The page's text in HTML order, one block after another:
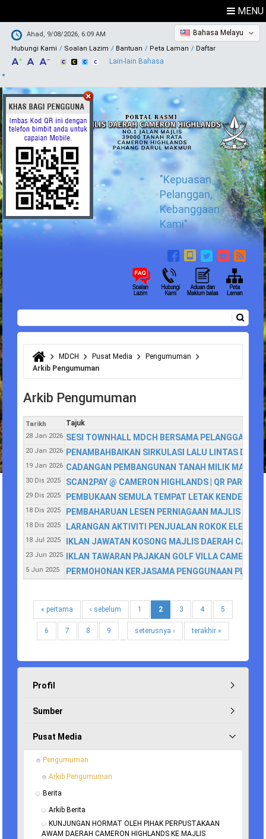
MENU
Ahad, 9/08/2026, 6:09 AM
Hubungi Kami
Soalan Lazim Bantuan Peta Laman Daftar
Bahasa Melayu
Lain-lain Bahasa
"Kepuasan
Pelanggan,
Kebanggaan
Kami"
Borang carian
Anda di sini
MDCH Pusat Media
Pengumuman
Arkib Pengumuman
Arkib Pengumuman
Tarikh Tajuk
28 Jan 2026 SESI TOWNHALL MDCH BERSAMA PELANGGAN
20 Jan 2026 PENAMBAHBAIKAN SIRKULASI LALU LINTAS DI
19 Jan 2026 CADANGAN PEMBANGUNAN TANAH MILIK MAJLIS
30 Dis 2025 SCAN2PAY @ CAMERON HIGHLANDS | QR PARKIR
29 Dis 2025 PEMBUKAAN SEMULA TEMPAT LETAK
18 Dis 2025 PEMBAHARUAN LESEN PERNIAGAAN MAJLIS
18 Dis 2025 LARANGAN AKTIVITI PENJUALAN ROKOK
18 Jul 2025 IKLAN JAWATAN KOSONG MAJLIS DAERAH
23 Jun 2025 IKLAN TAWARAN PAJAKAN GOLF VILLA CAMERON
5 Jun 2025 PERMOHONAN KERJASAMA PENGGUNAAN
« pertama ‹ sebelum 1 2 3 4 5
6 7 8
9
…
seterusnya › terakhir »
Profil
Sumber
Pusat Media
Pengumuman
Arkib Pengumuman
Berita
Arkib Berita
KUNJUNGAN HORMAT OLEH PIHAK PERPUSTAKAAN
AWAM DAERAH CAMERON HIGHLANDS KE MAJLIS